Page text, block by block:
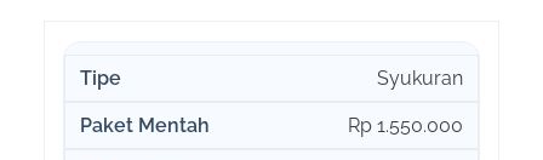
Syukuran
Rp 1.550.000